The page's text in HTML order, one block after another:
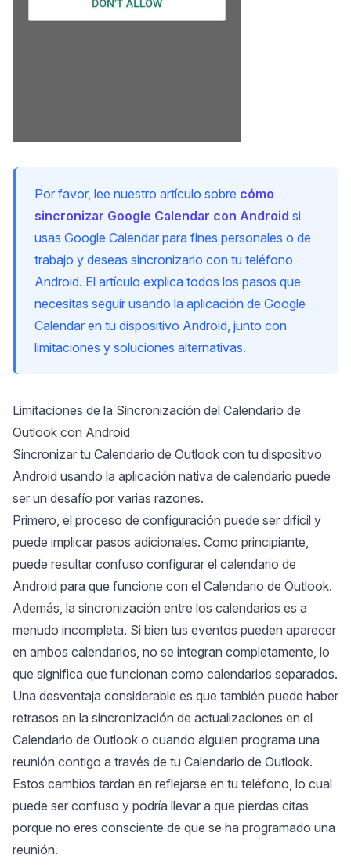
Por favor, lee nuestro artículo sobre cómo
sincronizar Google Calendar con Android si
usas Google Calendar para fines personales o de
trabajo y deseas sincronizarlo con tu teléfono
Android. El artículo explica todos los pasos que
necesitas seguir usando la aplicación de Google
Calendar en tu dispositivo Android, junto con
limitaciones y soluciones alternativas.
Limitaciones de la Sincronización del Calendario de
Outlook con Android
Sincronizar tu Calendario de Outlook con tu dispositivo
Android usando la aplicación nativa de calendario puede
ser un desafío por varias razones.
Primero, el proceso de configuración puede ser difícil y
puede implicar pasos adicionales. Como principiante,
puede resultar confuso configurar el calendario de
Android para que funcione con el Calendario de Outlook.
Además, la sincronización entre los calendarios es a
menudo incompleta. Si bien tus eventos pueden aparecer
en ambos calendarios, no se integran completamente, lo
que significa que funcionan como calendarios separados.
Una desventaja considerable es que también puede haber
retrasos en la sincronización de actualizaciones en el
Calendario de Outlook o cuando alguien programa una
reunión contigo a través de tu Calendario de Outlook.
Estos cambios tardan en reflejarse en tu teléfono, lo cual
puede ser confuso y podría llevar a que pierdas citas
porque no eres consciente de que se ha programado una
reunión.